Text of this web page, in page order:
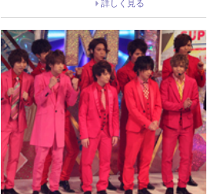
詳しく見る